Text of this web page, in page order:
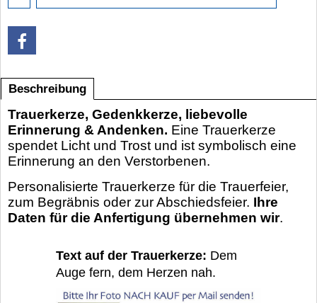
Beschreibung
Trauerkerze, Gedenkkerze, liebevolle
Erinnerung & Andenken. Eine Trauerkerze
spendet Licht und Trost und ist symbolisch eine
Erinnerung an den Verstorbenen.
Personalisierte Trauerkerze für die Trauerfeier,
zum Begräbnis oder zur Abschiedsfeier. Ihre
Daten für die Anfertigung übernehmen wir.
Text auf der Trauerkerze: Dem
Auge fern, dem Herzen nah.